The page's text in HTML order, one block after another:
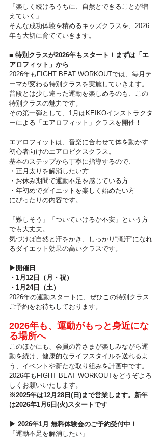
「楽しく続けるうちに、自然とできることが増
えていく」
そんな成功体験を積めるキッズクラスを、2026
年も大切に育てていきます。
■ 特別クラスが2026年もスタート！まずは「エ
アロフィット」から
2026年もFIGHT BEAT WORKOUTでは、毎月テ
ーマが変わる特別クラスを実施していきます。
普段とは少し違った運動を楽しめるのも、この
特別クラスの魅力です。
その第一弾として、1月はKEIKOインストラクタ
ーによる「エアロフィット」クラスを開催！
エアロフィットは、音楽に合わせて体を動かす
初心者向けのエアロビクスクラス。
基本のステップから丁寧に指導するので、
・正月太りを解消したい方
・お休み期間で運動不足を感じている方
・年初めでダイエットを楽しく始めたい方
にぴったりの内容です。
「難しそう」「ついていけるか不安」という方
でも大丈夫。
気づけば自然と汗をかき、しっかり“滝汗”になれ
るダイエット効果の高いクラスです。
▶︎開催日
・1月12日（月・祝）
・1月24日（土）
2026年の運動スタートに、ぜひこの特別クラス
ご予約をお待ちしております。
2026年も、運動がもっと身近にな
る場所へ
このほかにも、会員の皆さまが楽しみながら運
動を続け、健康的なライフスタイルを送れるよ
う、イベントや新たな取り組みを計画中です。
2026年もFIGHT BEAT WORKOUTをどうぞよろ
しくお願いいたします。
※2025年は12月28日(日)まで営業します。新年
は2026年1月6日(火)スタートです
▶︎ 2026年1月 無料体験会のご予約受付中！
「運動不足を解消したい」